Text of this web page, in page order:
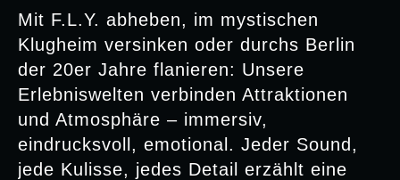
Mit F.L.Y. abheben, im mystischen
Klugheim versinken oder durchs Berlin
der 20er Jahre flanieren: Unsere
Erlebniswelten verbinden Attraktionen
und Atmosphäre – immersiv,
eindrucksvoll, emotional. Jeder Sound,
jede Kulisse, jedes Detail erzählt eine